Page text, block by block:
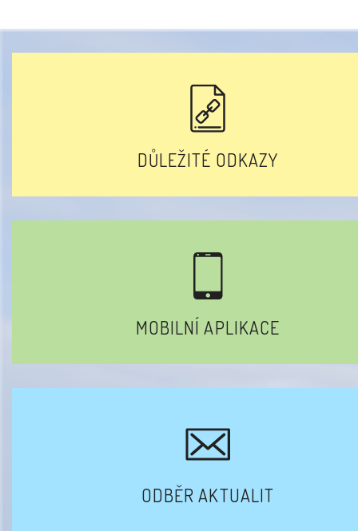
DŮLEŽITÉ ODKAZY
MOBILNÍ APLIKACE
ODBĚR AKTUALIT